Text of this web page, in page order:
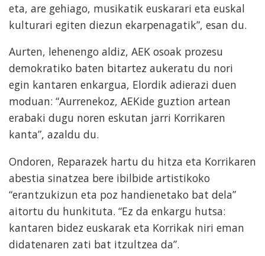
eta, are gehiago, musikatik euskarari eta euskal
kulturari egiten diezun ekarpenagatik”, esan du.
Aurten, lehenengo aldiz, AEK osoak prozesu
demokratiko baten bitartez aukeratu du nori
egin kantaren enkargua, Elordik adierazi duen
moduan: “Aurrenekoz, AEKide guztion artean
erabaki dugu noren eskutan jarri Korrikaren
kanta”, azaldu du.
Ondoren, Reparazek hartu du hitza eta Korrikaren
abestia sinatzea bere ibilbide artistikoko
“erantzukizun eta poz handienetako bat dela”
aitortu du hunkituta. “Ez da enkargu hutsa:
kantaren bidez euskarak eta Korrikak niri eman
didatenaren zati bat itzultzea da”.